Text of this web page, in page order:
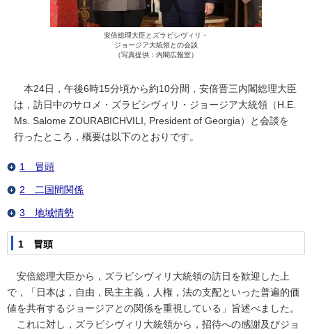
安倍総理大臣とズラビシヴィリ・
ジョージア大統領との会談
（写真提供：内閣広報室）
本24日，午後6時15分頃から約10分間，安倍晋三内閣総理大臣
は，訪日中のサロメ・ズラビシヴィリ・ジョージア大統領（H.E.
Ms. Salome ZOURABICHVILI, President of Georgia）と会談を
行ったところ，概要は以下のとおりです。
1 冒頭
2 二国間関係
3 地域情勢
1 冒頭
安倍総理大臣から，ズラビシヴィリ大統領の訪日を歓迎した上
で，「日本は，自由，民主主義，人権，法の支配といった普遍的価
値を共有するジョージアとの関係を重視している」旨述べました。
これに対し，ズラビシヴィリ大統領から，招待への感謝及びジョ